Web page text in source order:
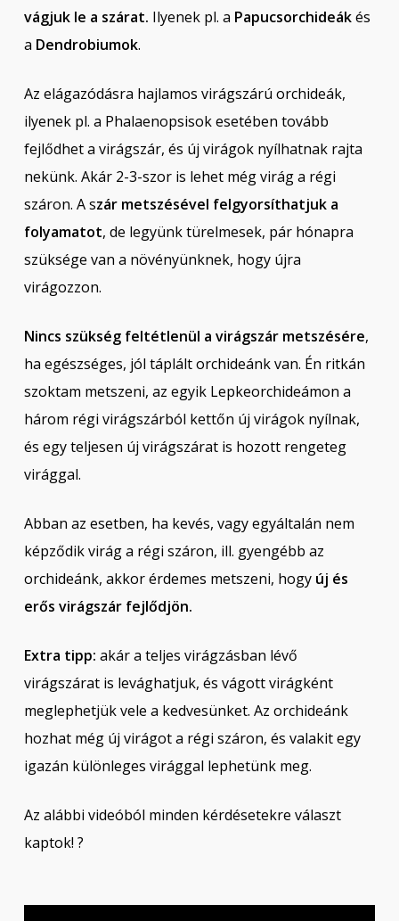
vágjuk le a szárat. Ilyenek pl. a Papucsorchideákés
a Dendrobiumok.
Az elágazódásra hajlamos virágszárú orchideák,
ilyenek pl. a Phalaenopsisok esetében tovább
fejlődhet a virágszár, és új virágok nyílhatnak rajta
nekünk. Akár 2-3-szor is lehet még virág a régi
száron. A szár metszésével felgyorsíthatjuk a
folyamatot, de legyünk türelmesek, pár hónapra
szüksége van a növényünknek, hogy újra
virágozzon.
Nincs szükség feltétlenül a virágszár metszésére,
ha egészséges, jól táplált orchideánk van. Én ritkán
szoktam metszeni, az egyik Lepkeorchideámon a
három régi virágszárból kettőn új virágok nyílnak,
és egy teljesen új virágszárat is hozott rengeteg
virággal.
Abban az esetben, ha kevés, vagy egyáltalán nem
képződik virág a régi száron, ill. gyengébb az
orchideánk, akkor érdemes metszeni, hogy új és
erős virágszár fejlődjön.
Extra tipp: akár a teljes virágzásban lévő
virágszárat is levághatjuk, és vágott virágként
meglephetjük vele a kedvesünket. Az orchideánk
hozhat még új virágot a régi száron, és valakit egy
igazán különleges virággal lephetünk meg.
Az alábbi videóból minden kérdésetekre választ
kaptok! ?